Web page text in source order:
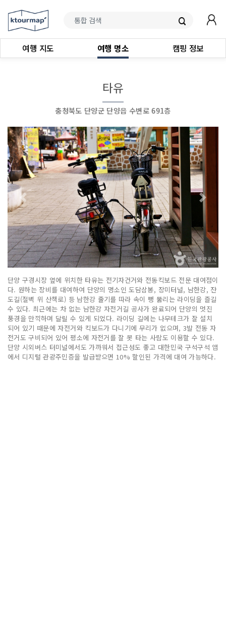
여행 지도 여행 명소 캠핑 정보
타유
충청북도 단양군 단양읍 수변로 691층
단양 구경시장 옆에 위치한 타유는 전기자건거와 전동킥보드 전문 대여점이
다. 원하는 장비를 대여하여 단양의 명소인 도담삼봉, 장미터널, 남한강, 잔
도길(절벽 위 산책로) 등 남한강 줄기를 따라 속이 뻥 뚫리는 라이딩을 즐길
수 있다. 최근에는 차 없는 남한강 자전거길 공사가 완료되어 단양의 멋진
풍경을 만끽하며 달릴 수 있게 되었다. 라이딩 길에는 나무테크가 잘 설치
되어 있기 때문에 자전거와 킥보드가 다니기에 무리가 없으며, 3발 전동 자
전거도 구비되어 있어 평소에 자전거를 잘 못 타는 사람도 이용할 수 있다.
단양 시외버스 터미널에서도 가까워서 접근성도 좋고 대한민국 구석구석 앱
에서 디지털 관광주민증을 발급받으면 10% 할인된 가격에 대여 가능하다.